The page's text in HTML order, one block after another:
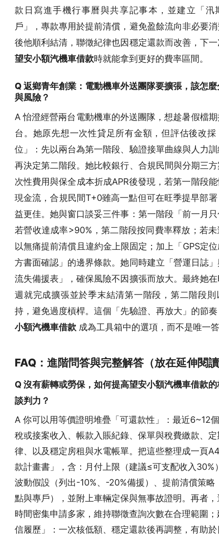
款日寫進手機行事曆與共享記事本，並建立「汛
戶」，專款專用於提前清償，避免盈餘流向非必要
後他順利結清，聯徵紀律也因穩定還款而改善，下
望安小額汽機車借款時就能拿到更好的費率區間。
Q 返鄉青年創業：電動機車外送團隊要擴張，該怎
與風險？
A 怡澄經營兩台電動機車的外送團隊，想趁暑假檔
台。她原先想一次性貸足所有金額，但評估後改採
位」：先以兩台為第一階段、驗證接單曲線與人力
再決定第二階段。她比較銀行、合規民間與分期三
次性費用與保全成本折成APR後發現，若第一階段
現金流，合規民間T+0雖高一點但可在旺季提早部
益更佳。她與窗口談妥三件事：第一階段「前一月
若營收達成率>90%，第二階段按同費率釋放；若
以無痛提前清償且違約金上限固定；加上「GPS定
方書面確認」的邊界條款。她同時建立「營運日誌
流失備援表」，確保風險不因擴張而放大。最終她
週就完成擴張並於季末結清第一階段，第二階段則
持，避免過度槓桿。這個「先驗證、再放大」的節
小額汽機車借款 成為工具箱中的選項，而不是唯一
FAQ：進階問答與完整解答（放在延伸閱
Q 沒有薪轉或勞保，如何提高望安小額汽機車借款
談判力？
A 你可以用等價證明堆疊「可還款性」：最近6~12
稅或接案收入、帳款入賬紀錄、保單與稅費繳款、
律、以及穩定房租與水電帳單。把這些整理成一頁
款計畫書」，含：月付上限（建議≤可支配收入30%
波動假設（列出-10%、-20%備援）、提前清償策略
點與專戶），並附上車輛定保與無事故證明。再者
時間密集申請多家，維持聯徵查詢次數在合理範圍
信履歷」：一次核低額、穩定還款後再調整，有助